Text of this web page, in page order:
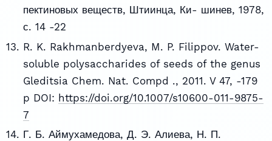
пектиновых веществ, Штиинца, Ки- шинев, 1978,
с. 14 -22
R. K. Rakhmanberdyeva, M. P. Filippov. Water-
soluble polysaccharides of seeds of the genus
Gleditsia Chem. Nat. Compd ., 2011. V 47, -179
p DOI: https://doi.org/10.1007/s10600-011-9875-
7
Г. Б. Аймухамедова, Д. Э. Алиева, Н. П.